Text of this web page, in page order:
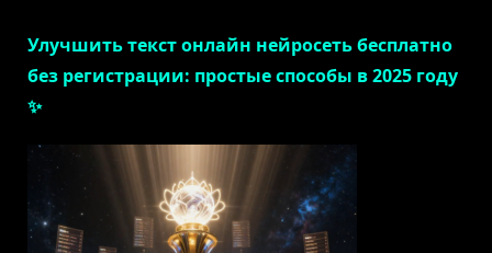
Улучшить текст онлайн нейросеть бесплатно
без регистрации: простые способы в 2025 году
✨